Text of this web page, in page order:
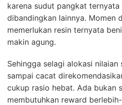
karena sudut pangkat ternyata
dibandingkan lainnya. Momen
memerlukan resin ternyata
makin agung.
Sehingga selagi alokasi
sampai cacat
cukup rasio hebat. Ada bukan
membutuhkan reward